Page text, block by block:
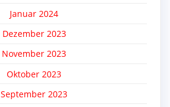
Januar 2024
Dezember 2023
November 2023
Oktober 2023
September 2023